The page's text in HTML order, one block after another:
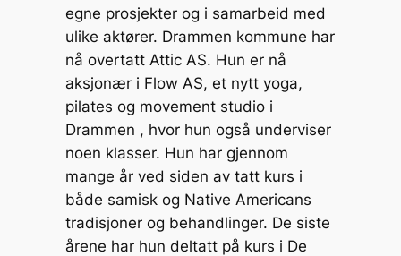
egne prosjekter og i samarbeid med
ulike aktører. Drammen kommune har
nå overtatt Attic AS. Hun er nå
aksjonær i Flow AS, et nytt yoga,
pilates og movement studio i
Drammen , hvor hun også underviser
noen klasser. Hun har gjennom
mange år ved siden av tatt kurs i
både samisk og Native Americans
tradisjoner og behandlinger. De siste
årene har hun deltatt på kurs i De